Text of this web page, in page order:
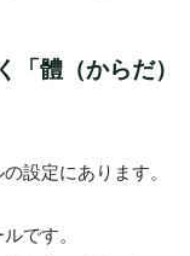
「體（からだ）
設定にあります。
です。